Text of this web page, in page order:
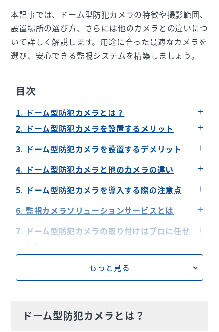
本記事では、ドーム型防犯カメラの特徴や撮影範囲、
設置場所の選び方、さらには他のカメラとの違いにつ
いて詳しく解説します。用途に合った最適なカメラを
選び、安心できる監視システムを構築しましょう。
目次
1. ドーム型防犯カメラとは？
2. ドーム型防犯カメラを設置するメリット
見え方が360度で死角が少ない
コストパフォーマンスが高い
3. ドーム型防犯カメラを設置するデメリット
犯罪抑止力が弱まることもある
4. ドーム型防犯カメラと他のカメラの違い
ボックス型（箱型）カメラとの違い
5. ドーム型防犯カメラを導入する際の注意点
プライバシーと法的規制に配慮する
6. 監視カメラソリューションサービスとは
導入までの流れとサポート
7. ドーム型防犯カメラの取り付けはプロに任せ
もっと見る
ドーム型防犯カメラとは？